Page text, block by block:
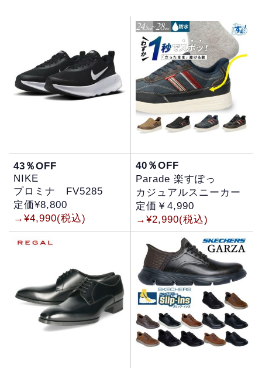
43％OFF
NIKE
プロミナ FV5285
定価¥8,800
→¥4,990(税込)
40％OFF
Parade 楽すぽっ
カジュアルスニーカー
定価￥4,990
→¥2,990(税込)